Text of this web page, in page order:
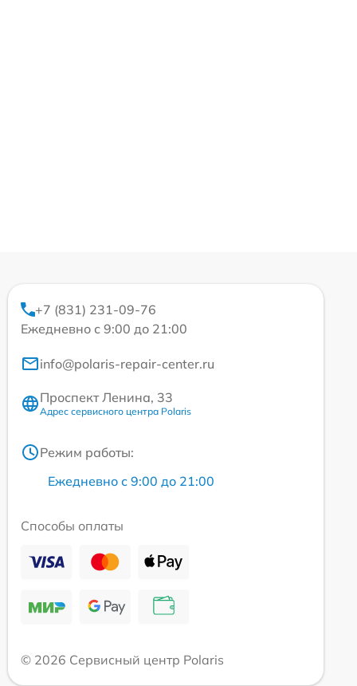
+7 (831) 231-09-76
Ежедневно с 9:00 до 21:00
info@polaris-repair-center.ru
Проспект Ленина, 33
Адрес сервисного центра Polaris
Режим работы:
Ежедневно с 9:00 до 21:00
Способы оплаты
© 2026 Сервисный центр Polaris